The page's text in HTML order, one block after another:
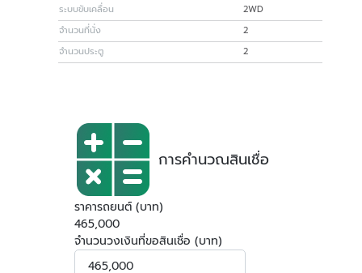
ระบบขับเคลื่อน
2WD
จำนวนที่นั่ง
2
จำนวนประตู
2
การคำนวณสินเชื่อ
ราคารถยนต์ (บาท)
465,000
จำนวนวงเงินที่ขอสินเชื่อ (บาท)